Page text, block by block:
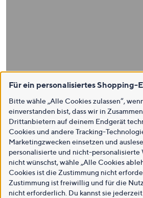
Für ein personalisiertes Shopping-
Bitte wähle „Alle Cookies zulassen“,
einverstanden bist, dass wir in
Drittanbietern auf deinem Endgerät
Cookies und andere Tracking-
Marketingzwecken einsetzen und
personalisierte und nicht-personalisierte
nicht wünschst, wähle „Alle Cookies
Cookies ist die Zustimmung nicht
Zustimmung ist freiwillig und für die
nicht erforderlich. Du kannst sie